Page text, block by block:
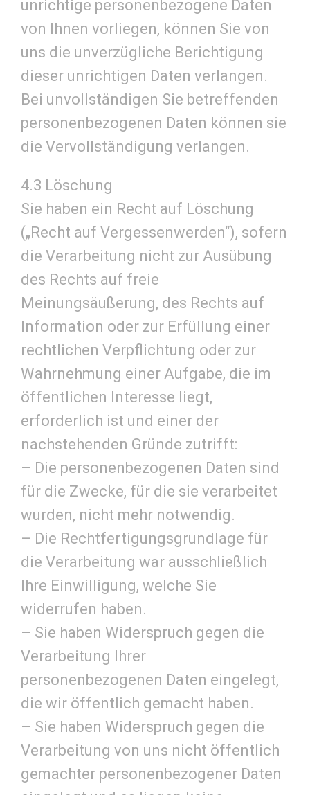
unrichtige personenbezogene Daten
von Ihnen vorliegen, können Sie von
uns die unverzügliche Berichtigung
dieser unrichtigen Daten verlangen.
Bei unvollständigen Sie betreffenden
personenbezogenen Daten können sie
die Vervollständigung verlangen.
4.3 Löschung
Sie haben ein Recht auf Löschung
(„Recht auf Vergessenwerden“), sofern
die Verarbeitung nicht zur Ausübung
des Rechts auf freie
Meinungsäußerung, des Rechts auf
Information oder zur Erfüllung einer
rechtlichen Verpflichtung oder zur
Wahrnehmung einer Aufgabe, die im
öffentlichen Interesse liegt,
erforderlich ist und einer der
nachstehenden Gründe zutrifft:
– Die personenbezogenen Daten sind
für die Zwecke, für die sie verarbeitet
wurden, nicht mehr notwendig.
– Die Rechtfertigungsgrundlage für
die Verarbeitung war ausschließlich
Ihre Einwilligung, welche Sie
widerrufen haben.
– Sie haben Widerspruch gegen die
Verarbeitung Ihrer
personenbezogenen Daten eingelegt,
die wir öffentlich gemacht haben.
– Sie haben Widerspruch gegen die
Verarbeitung von uns nicht öffentlich
gemachter personenbezogener Daten